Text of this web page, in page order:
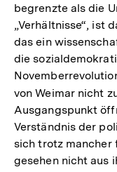
begrenzte als die
„Verhältnisse“, ist
das ein
die
von Weimar nicht
Ausgangspunkt
Verständnis der
sich trotz mancher
gesehen nicht aus